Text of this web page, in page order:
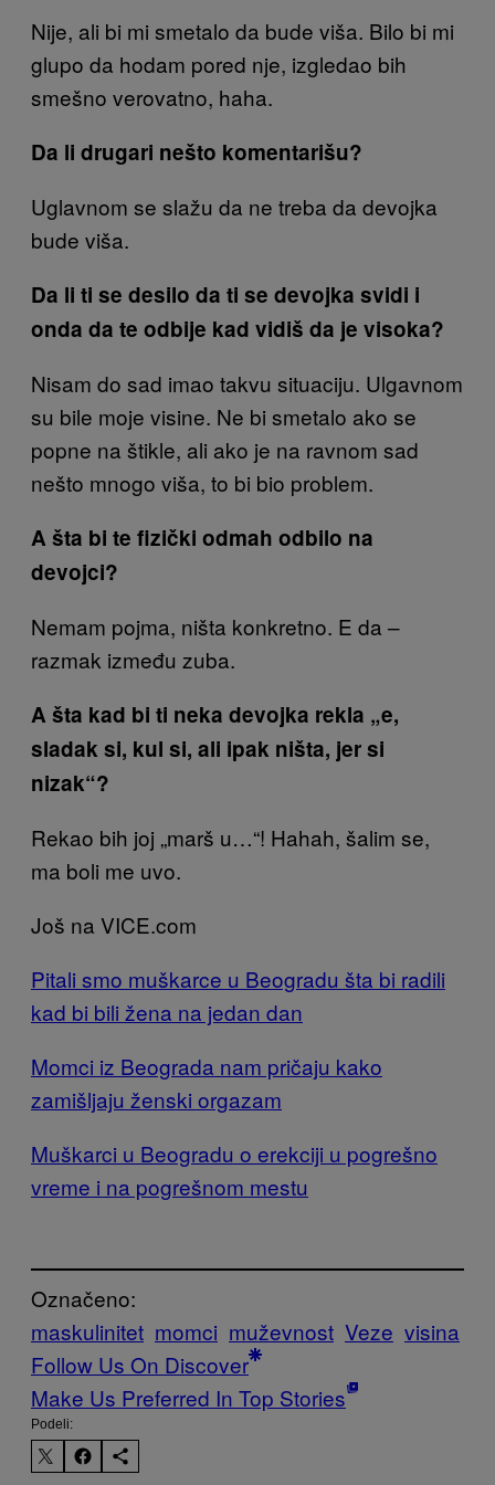
Nije, ali bi mi smetalo da bude viša. Bilo bi mi
glupo da hodam pored nje, izgledao bih
smešno verovatno, haha.
Da li drugari nešto komentarišu?
Uglavnom se slažu da ne treba da devojka
bude viša.
Da li ti se desilo da ti se devojka svidi i
onda da te odbije kad vidiš da je visoka?
Nisam do sad imao takvu situaciju. Ulgavnom
su bile moje visine. Ne bi smetalo ako se
popne na štikle, ali ako je na ravnom sad
nešto mnogo viša, to bi bio problem.
A šta bi te fizički odmah odbilo na
devojci?
Nemam pojma, ništa konkretno. E da –
razmak između zuba.
A šta kad bi ti neka devojka rekla „e,
sladak si, kul si, ali ipak ništa, jer si
nizak“?
Rekao bih joj „marš u…“! Hahah, šalim se,
ma boli me uvo.
Još na VICE.com
Pitali smo muškarce u Beogradu šta bi radili
kad bi bili žena na jedan dan
Momci iz Beograda nam pričaju kako
zamišljaju ženski orgazam
Muškarci u Beogradu o erekciji u pogrešno
vreme i na pogrešnom mestu
Označeno:
maskulinitet momci muževnost Veze visina
Follow Us On Discover
Make Us Preferred In Top Stories
Podeli: